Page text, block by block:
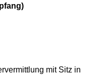
mit Sitz in